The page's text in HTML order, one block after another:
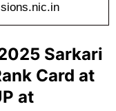
Sarkari
Card at
at